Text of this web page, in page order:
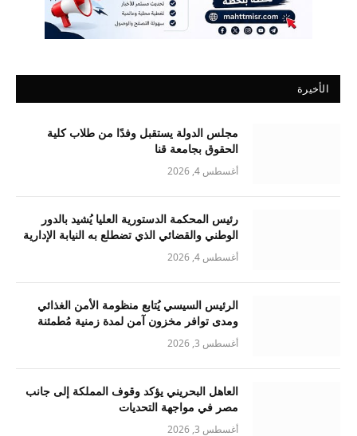
الأخيرة
مجلس الدولة يستقبل وفدًا من طلاب كلية
الحقوق بجامعة قنا
أغسطس 4, 2026
رئيس المحكمة الدستورية العليا يُشيد بالدور
الوطني والقضائي الذي تضطلع به النيابة الإدارية
أغسطس 4, 2026
الرئيس السيسي يُتابع منظومة الأمن الغذائي
ومدى توافر مخزون آمن لمدة زمنية مُطمئنة
أغسطس 3, 2026
العاهل البحريني يؤكد وقوف المملكة إلى جانب
مصر في مواجهة التحديات
أغسطس 3, 2026